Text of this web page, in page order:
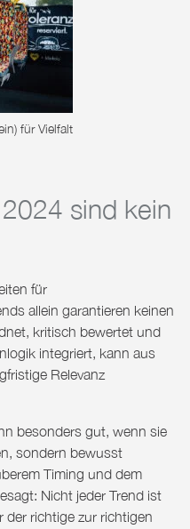
für Vielfalt
sind kein
für
allein garantieren keinen
kritisch bewertet und
integriert, kann aus
Relevanz
besonders gut, wenn sie
sondern bewusst
Timing und dem
Nicht jeder Trend ist
der richtige zur richtigen